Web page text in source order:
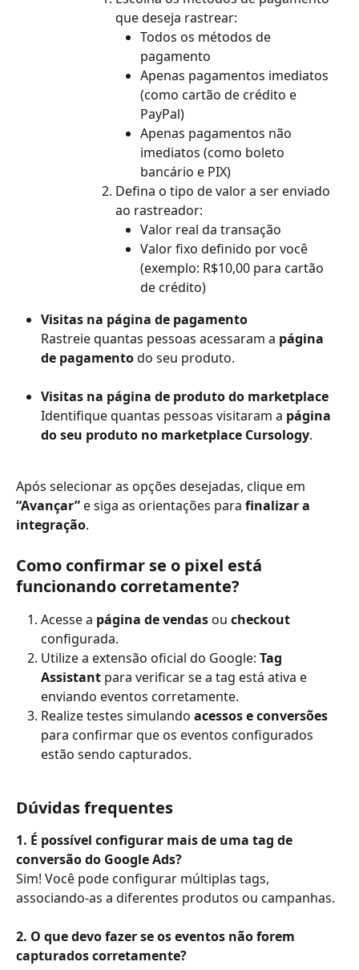
que deseja rastrear:
Todos os métodos de
pagamento
Apenas pagamentos imediatos
(como cartão de crédito e
PayPal)
Apenas pagamentos não
imediatos (como boleto
bancário e PIX)
Defina o tipo de valor a ser enviado
ao rastreador:
Valor real da transação
Valor fixo definido por você
(exemplo: R$10,00 para cartão
de crédito)
Visitas na página de pagamento
Rastreie quantas pessoas acessaram a página
de pagamento do seu produto.
Visitas na página de produto do marketplace
Identifique quantas pessoas visitaram a página
do seu produto no marketplace Cursology.
Após selecionar as opções desejadas, clique em
“Avançar” e siga as orientações para finalizar a
integração.
Como confirmar se o pixel está
funcionando corretamente?
Acesse a página de vendas ou checkout
configurada.
Utilize a extensão oficial do Google: Tag
Assistant para verificar se a tag está ativa e
enviando eventos corretamente.
Realize testes simulando acessos e conversões
para confirmar que os eventos configurados
estão sendo capturados.
Dúvidas frequentes
1. É possível configurar mais de uma tag de
conversão do Google Ads?
Sim! Você pode configurar múltiplas tags,
associando-as a diferentes produtos ou campanhas.
2. O que devo fazer se os eventos não forem
capturados corretamente?